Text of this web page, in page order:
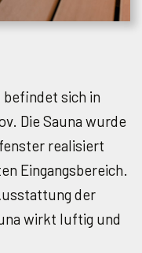
befindet sich in
Die Sauna wurde
realisiert
Eingangsbereich.
der
wirkt luftig und